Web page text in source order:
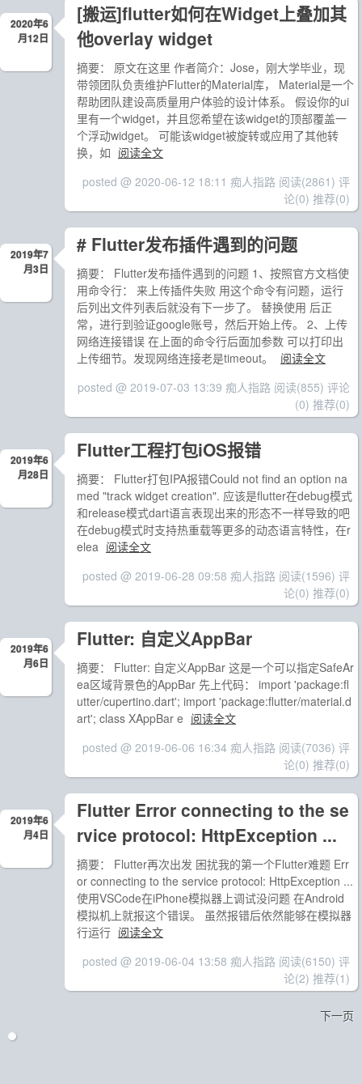
2020年6
月12日
[搬运]flutter如何在Widget上叠加其
他overlay widget
摘要： 原文在这里 作者简介：Jose，刚大学毕业，现
带领团队负责维护Flutter的Material库， Material是一个
帮助团队建设高质量用户体验的设计体系。 假设你的ui
里有一个widget，并且您希望在该widget的顶部覆盖一
个浮动widget。 可能该widget被旋转或应用了其他转
换，如 阅读全文
posted @ 2020-06-12 18:11 痴人指路 阅读(2861) 评
论(0) 推荐(0)
2019年7
月3日
# Flutter发布插件遇到的问题
摘要： Flutter发布插件遇到的问题 1、按照官方文档使
用命令行： 来上传插件失败 用这个命令有问题，运行
后列出文件列表后就没有下一步了。 替换使用 后正
常，进行到验证google账号，然后开始上传。 2、上传
网络连接错误 在上面的命令行后面加参数 可以打印出
上传细节。发现网络连接老是timeout。
阅读全文
posted @ 2019-07-03 13:39 痴人指路 阅读(855) 评论
(0) 推荐(0)
2019年6
月28日
Flutter工程打包iOS报错
摘要： Flutter打包IPA报错Could not find an option na
med "track widget creation". 应该是flutter在debug模式
和release模式dart语言表现出来的形态不一样导致的吧
在debug模式时支持热重载等更多的动态语言特性，在r
elea 阅读全文
posted @ 2019-06-28 09:58 痴人指路 阅读(1596) 评
论(0) 推荐(0)
2019年6
月6日
Flutter: 自定义AppBar
摘要： Flutter: 自定义AppBar 这是一个可以指定SafeAr
ea区域背景色的AppBar 先上代码： import 'package:fl
utter/cupertino.dart'; import 'package:flutter/material.d
art'; class XAppBar e 阅读全文
posted @ 2019-06-06 16:34 痴人指路 阅读(7036) 评
论(0) 推荐(0)
2019年6
月4日
Flutter Error connecting to the se
rvice protocol: HttpException ...
摘要： Flutter再次出发 困扰我的第一个Flutter难题 Err
or connecting to the service protocol: HttpException ...
使用VSCode在iPhone模拟器上调试没问题 在Android
模拟机上就报这个错误。 虽然报错后依然能够在模拟器
行运行 阅读全文
posted @ 2019-06-04 13:58 痴人指路 阅读(6150) 评
论(2) 推荐(1)
下一页